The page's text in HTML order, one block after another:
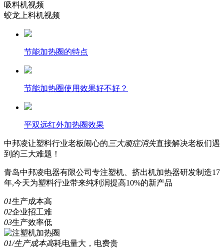
吸料机视频
蛟龙上料机视频
节能加热圈的特点
节能加热圈使用效果好不好？
平双远红外加热圈效果
中邦凌让塑料行业老板闹心的 三大顽症消失直接解决老板们遇
到的三大难题！
青岛中邦凌电器有限公司专注塑机、挤出机加热器研发制造17
年,今天为塑料行业带来纯利润提高10%的新产品
01生产成本高
02企业招工难
03生产效率低
01/生产成本高耗电量大，电费贵